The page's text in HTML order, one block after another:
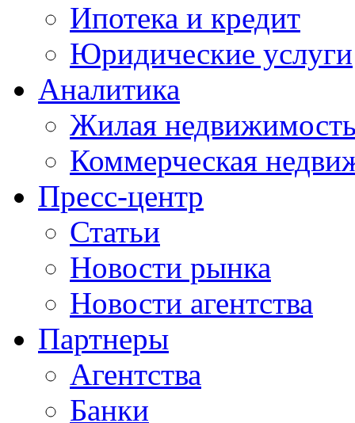
Ипотека и кредит
Юридические услуги
Аналитика
Жилая
Коммерческая
Пресс-центр
Статьи
Новости рынка
Новости агентства
Партнеры
Агентства
Банки